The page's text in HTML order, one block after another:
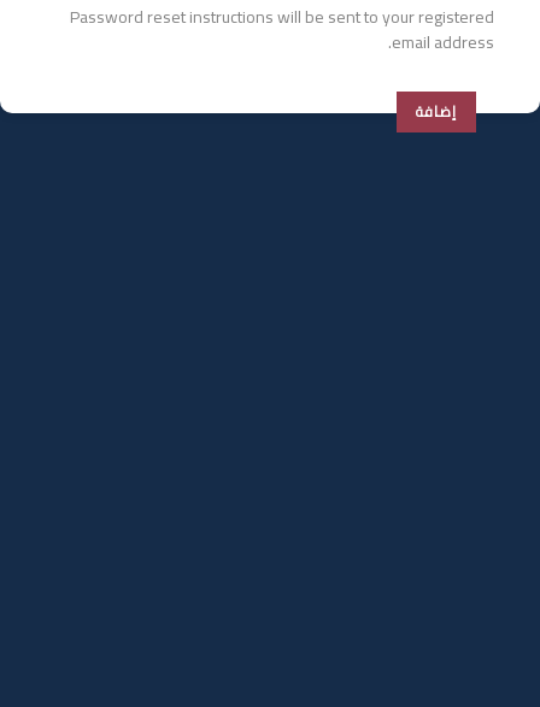
Password reset instructions will be sent to your registered
email address.